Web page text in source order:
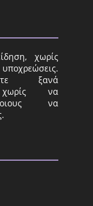
χωρίς
ξανά
χωρίς να
να